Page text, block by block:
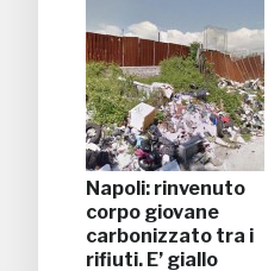
Napoli: rinvenuto
corpo giovane
carbonizzato tra i
rifiuti. E’ giallo